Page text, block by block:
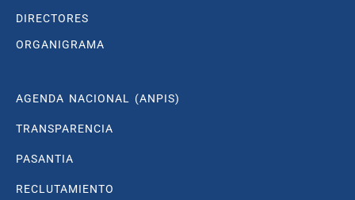
DIRECTORES
ORGANIGRAMA
AGENDA NACIONAL (ANPIS)
TRANSPARENCIA
PASANTIA
RECLUTAMIENTO